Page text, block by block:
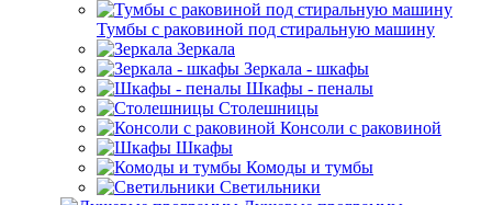
Тумбы с раковиной под стиральную машину
Зеркала
Зеркала - шкафы
Шкафы - пеналы
Столешницы
Консоли с раковиной
Шкафы
Комоды и тумбы
Светильники